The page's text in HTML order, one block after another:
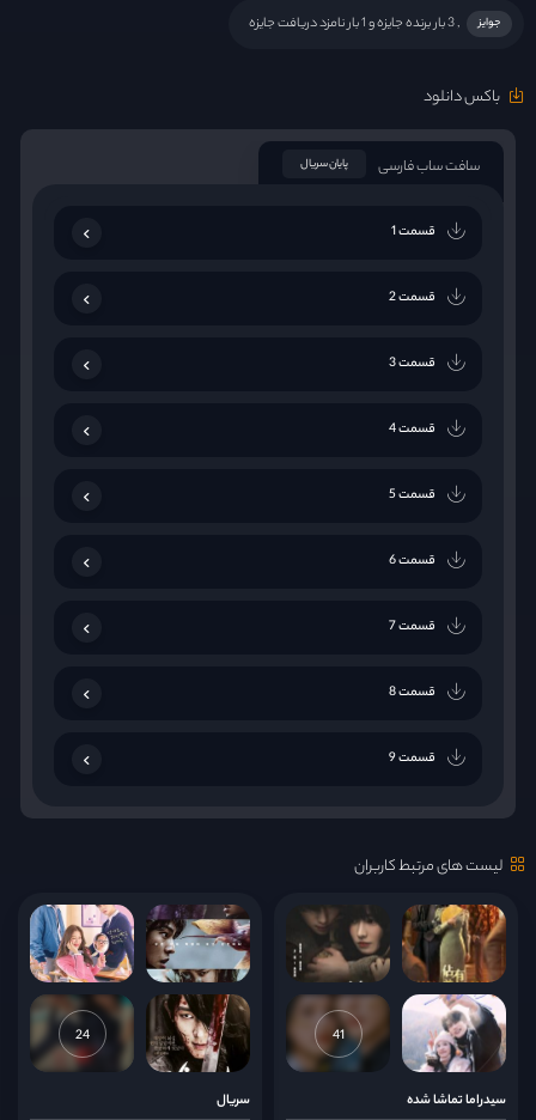
جوایز , 3 بار برنده جایزه و 1 بار نامزد دریافت جایزه
باکس دانلود
سافت ساب فارسی پایان سریال
قسمت 1
قسمت 2
قسمت 3
قسمت 4
قسمت 5
قسمت 6
قسمت 7
قسمت 8
قسمت 9
قسمت 10
قسمت 12
قسمت 13
لیست های مرتبط کاربران
41
سیدراما تماشا شده
24
سریال